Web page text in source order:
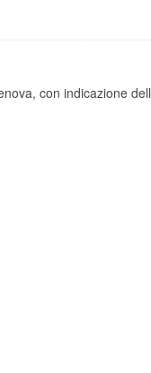
con indicazione